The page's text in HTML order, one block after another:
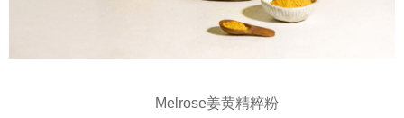
Melrose姜黄精粹粉